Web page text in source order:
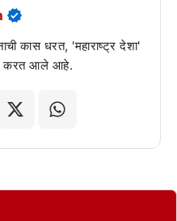
कास धरत, 'महाराष्ट्र देशा'
करत आले आहे.